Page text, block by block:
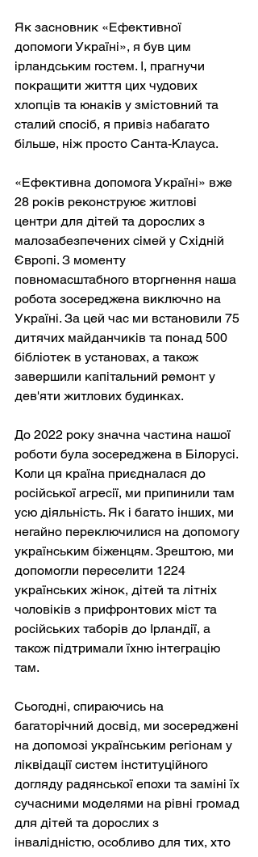
Як засновник «Ефективної
допомоги Україні», я був цим
ірландським гостем. І, прагнучи
покращити життя цих чудових
хлопців та юнаків у змістовний та
сталий спосіб, я привіз набагато
більше, ніж просто Санта-Клауса.
«Ефективна допомога Україні» вже
28 років реконструює житлові
центри для дітей та дорослих з
малозабезпечених сімей у Східній
Європі. З моменту
повномасштабного вторгнення наша
робота зосереджена виключно на
Україні. За цей час ми встановили 75
дитячих майданчиків та понад 500
бібліотек в установах, а також
завершили капітальний ремонт у
дев'яти житлових будинках.
До 2022 року значна частина нашої
роботи була зосереджена в Білорусі.
Коли ця країна приєдналася до
російської агресії, ми припинили там
усю діяльність. Як і багато інших, ми
негайно переключилися на допомогу
українським біженцям. Зрештою, ми
допомогли переселити 1224
українських жінок, дітей та літніх
чоловіків з прифронтових міст та
російських таборів до Ірландії, а
також підтримали їхню інтеграцію
там.
Сьогодні, спираючись на
багаторічний досвід, ми зосереджені
на допомозі українським регіонам у
ліквідації систем інституційного
догляду радянської епохи та заміні їх
сучасними моделями на рівні громад
для дітей та дорослих з
інвалідністю, особливо для тих, хто